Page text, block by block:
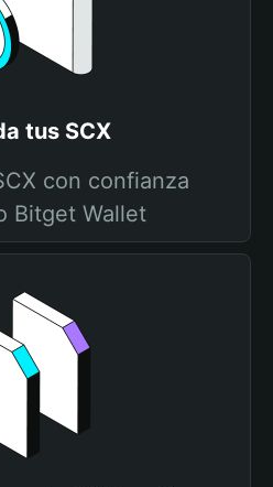
tus SCX
con confianza
Bitget Wallet